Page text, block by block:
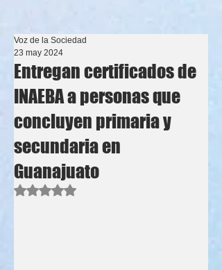
Entregan certificados de
INAEBA a personas que
concluyen primaria y
secundaria en
Guanajuato
Voz de la Sociedad
23 may 2024
Obtuvo NaN de 5 estrellas.